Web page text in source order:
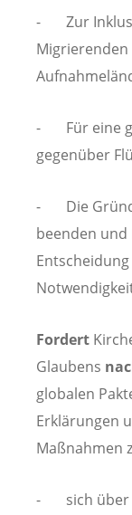
- Zur
- Für eine
gegenüber
- Die
beenden
Fordert
Glaubens
globalen
Erklärungen
Maßnahmen
- sich über